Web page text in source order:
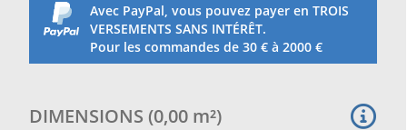
Avec PayPal, vous pouvez payer en TROIS
VERSEMENTS SANS INTÉRÊT.
Pour les commandes de 30 € à 2000 €
DIMENSIONS (0,00 m²)